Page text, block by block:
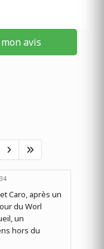
avis
Caro, après un
du Worl
un
hors du